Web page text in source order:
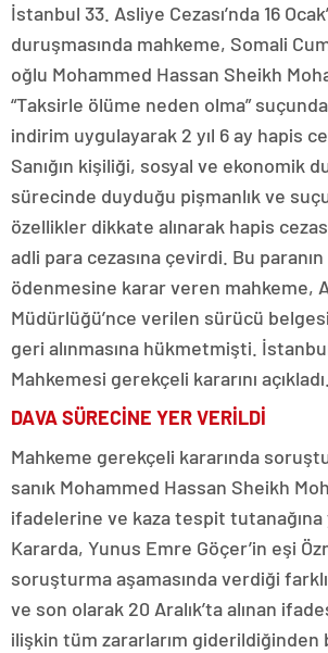
İstanbul 33. Asliye Cezası’nda 16
duruşmasında mahkeme, Somali
oğlu Mohammed Hassan Sheikh
“Taksirle ölüme neden olma”
indirim uygulayarak 2 yıl 6 ay hapis
Sanığın kişiliği, sosyal ve ekonomik
sürecinde duyduğu pişmanlık ve
özellikler dikkate alınarak hapis
adli para cezasına çevirdi. Bu
ödenmesine karar veren mahkeme,
Müdürlüğü’nce verilen sürücü
geri alınmasına hükmetmişti.
Mahkemesi gerekçeli kararını açıkladı.
DAVA SÜRECİNE YER VERİLDİ
Mahkeme gerekçeli kararında
sanık Mohammed Hassan Sheikh
ifadelerine ve kaza tespit tutanağına
Kararda, Yunus Emre Göçer’in eşi
soruşturma aşamasında verdiği
ve son olarak 20 Aralık’ta alınan
ilişkin tüm zararlarım giderildiğinden